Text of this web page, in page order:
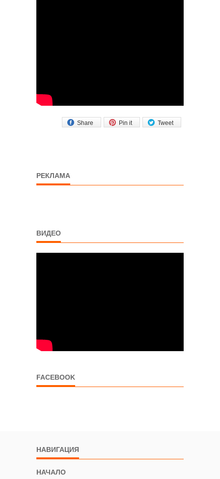
Tweet
Pin it
Share
РЕКЛАМА
ВИДЕО
FACEBOOK
НАВИГАЦИЯ
НАЧАЛО